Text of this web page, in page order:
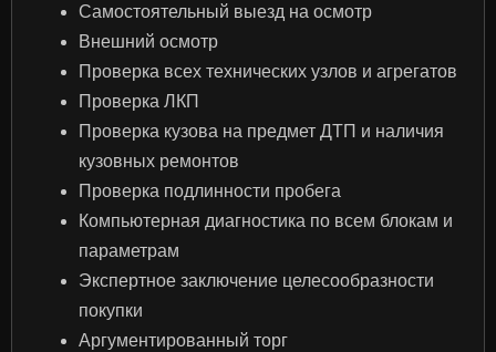
Самостоятельный выезд на осмотр
Внешний осмотр
Проверка всех технических узлов и агрегатов
Проверка ЛКП
Проверка кузова на предмет ДТП и наличия
кузовных ремонтов
Проверка подлинности пробега
Компьютерная диагностика по всем блокам и
параметрам
Экспертное заключение целесообразности
покупки
Аргументированный торг